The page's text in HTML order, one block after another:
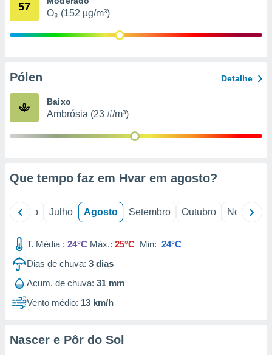
estudos
57
O₃ (152 µg/m³)
Pólen Detalhe
Baixo
Ambrósia (23 #/m³)
Que tempo faz em Hvar em agosto?
Junho Julho Agosto Setembro Outubro Novembro
T. Média : 24°C Máx.: 25°C Min: 24°C
Dias de chuva: 3 dias
Acum. de chuva: 31 mm
Vento médio: 13 km/h
Nascer e Pôr do Sol